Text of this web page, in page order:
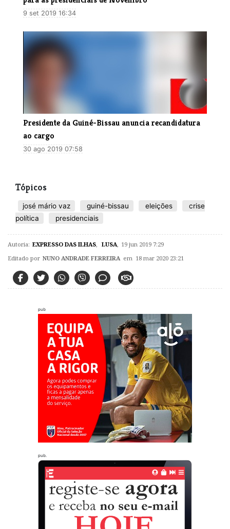
9 set 2019 16:34
Presidente da Guiné-Bissau anuncia recandidatura
ao cargo
30 ago 2019 07:58
Tópicos
josé mário vaz guiné-bissau eleições
crise
política
presidenciais
Autoria: EXPRESSO DAS ILHAS LUSA 19 jun 2019 7:29
Editado por NUNO ANDRADE FERREIRA em 18 mar 2020 23:21
pub
pub.